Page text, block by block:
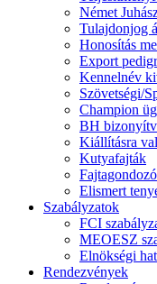
Német
Tulajdonjog
Honosítás
Export
Kennelnév
Szövetségi/
Champion
BH
Kiállításra
Kutyafajták
Elismert
Szabályzatok
FCI
MEOESZ
Elnökségi
Rendezvények